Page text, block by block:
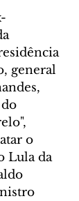
general
o
Lula da